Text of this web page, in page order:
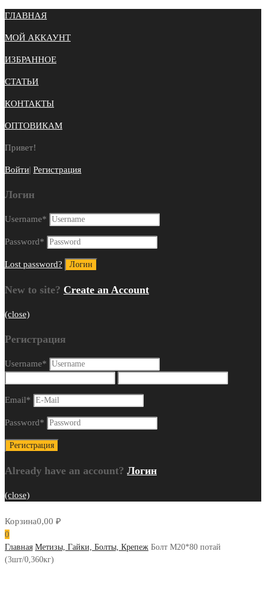
ГЛАВНАЯ
МОЙ АККАУНТ
ИЗБРАННОЕ
СТАТЬИ
КОНТАКТЫ
ОПТОВИКАМ
Привет!
Войти| Регистрация
Логин
Username*
Password*
Lost password?
New to site? Create an Account
(close)
Регистрация
Username*
Email*
Password*
Already have an account? Логин
(close)
Корзина0,00 ₽
0
Главная Метизы, Гайки, Болты, Крепеж Болт М20*80 потай
(3шт/0,360кг)